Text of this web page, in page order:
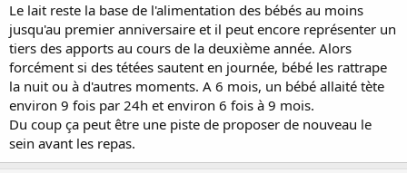
Le lait reste la base de l'alimentation des bébés au moins
jusqu'au premier anniversaire et il peut encore représenter un
tiers des apports au cours de la deuxième année. Alors
forcément si des tétées sautent en journée, bébé les rattrape
la nuit ou à d'autres moments. A 6 mois, un bébé allaité tète
environ 9 fois par 24h et environ 6 fois à 9 mois.
Du coup ça peut être une piste de proposer de nouveau le
sein avant les repas.